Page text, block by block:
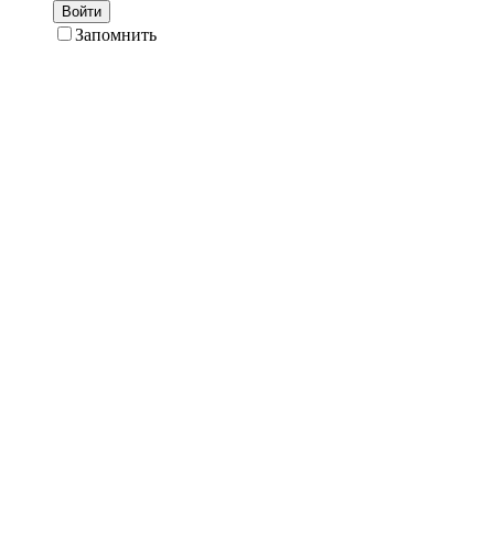
Войти
Запомнить